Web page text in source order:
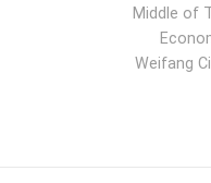
Middle of
Weifang